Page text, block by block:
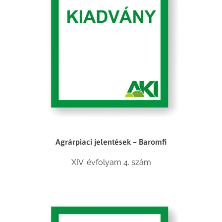
Agrárpiaci jelentések – Baromfi
XIV. évfolyam 4. szám